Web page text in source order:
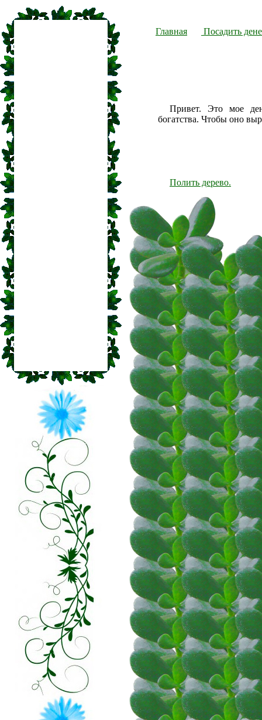
Главная Посадить
Привет. Это мое
богатства. Чтобы оно
Полить дерево.